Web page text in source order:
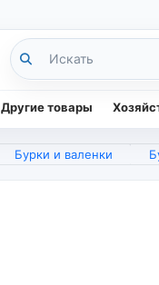
Другие товары
Бурки и валенки